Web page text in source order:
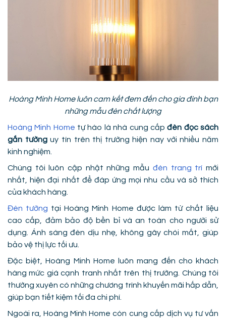
Hoàng Minh Home luôn cam kết đem đến cho gia đình bạn
những mẫu đèn chất lượng
Hoàng Minh Home tự hào là nhà cung cấpđèn đọc sách
gắn tườnguy tín trên thị trường hiện nay với nhiều năm
kinh nghiệm.
Chúng tôi luôn cập nhật những mẫu đèn trang trí mới
nhất, hiện đại nhất để đáp ứng mọi nhu cầu và sở thích
của khách hàng.
Đèn tường tại Hoàng Minh Home được làm từ chất liệu
cao cấp, đảm bảo độ bền bỉ và an toàn cho người sử
dụng. Ánh sáng đèn dịu nhẹ, không gây chói mắt, giúp
bảo vệ thị lực tối ưu.
Đặc biệt, Hoàng Minh Home luôn mang đến cho khách
hàng mức giá cạnh tranh nhất trên thị trường. Chúng tôi
thường xuyên có những chương trình khuyến mãi hấp dẫn,
giúp bạn tiết kiệm tối đa chi phí.
Ngoài ra, Hoàng Minh Home còn cung cấp dịch vụ tư vấn